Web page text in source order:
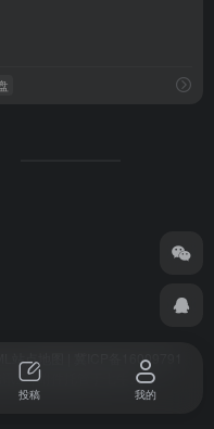
站点地图 | 冀ICP备16009791
讯云 | 附件托管于七牛云
投稿 我的